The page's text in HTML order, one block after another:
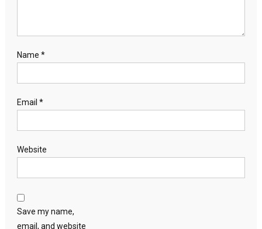
Name *
Email *
Website
Save my name,
email, and website